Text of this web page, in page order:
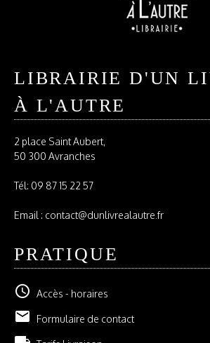
LIBRAIRIE D'UN
À L'AUTRE
2 place Saint Aubert,
50 300 Avranches
Tél: 09 87 15 22 57
Email : contact@dunlivrealautre.fr
PRATIQUE
schedule Accès - horaires
email Formulaire de contact